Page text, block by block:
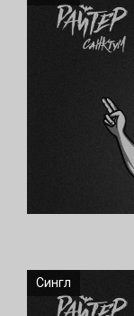
Сингл